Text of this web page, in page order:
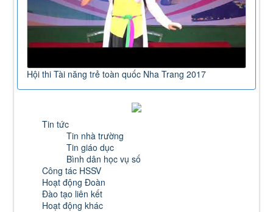
Hội thi Tài năng trẻ toàn quốc Nha Trang 2017
Tin tức
Tin nhà trường
Tin giáo dục
Bình dân học vụ số
Công tác HSSV
Hoạt động Đoàn
Đào tạo liên kết
Hoạt động khác